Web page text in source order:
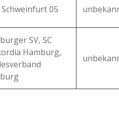
Schweinfurt 05
SV, SC
Hamburg,